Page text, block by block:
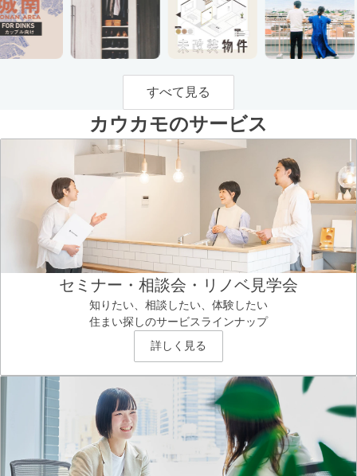
すべて見る
カウカモのサービス
セミナー・相談会・リノベ見学会
知りたい、相談したい、体験したい
住まい探しのサービスラインナップ
詳しく見る